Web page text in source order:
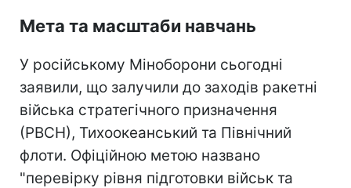
Мета та масштаби навчань
У російському Міноборони сьогодні
заявили, що залучили до заходів ракетні
війська стратегічного призначення
(РВСН), Тихоокеанський та Північний
флоти. Офіційною метою названо
"перевірку рівня підготовки військ та